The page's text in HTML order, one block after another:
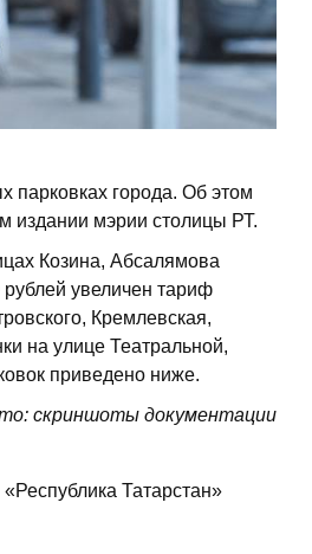
парковках города. Об этом
издании мэрии столицы РТ.
Козина, Абсалямова
увеличен тариф
Кремлевская,
на улице Театральной,
приведено ниже.
скриншоты документации
«Республика Татарстан»